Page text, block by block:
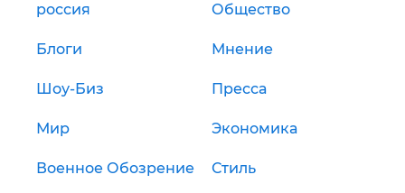
россия Общество
Блоги Мнение
Шоу-Биз Пресса
Мир Экономика
Военное Обозрение Стиль